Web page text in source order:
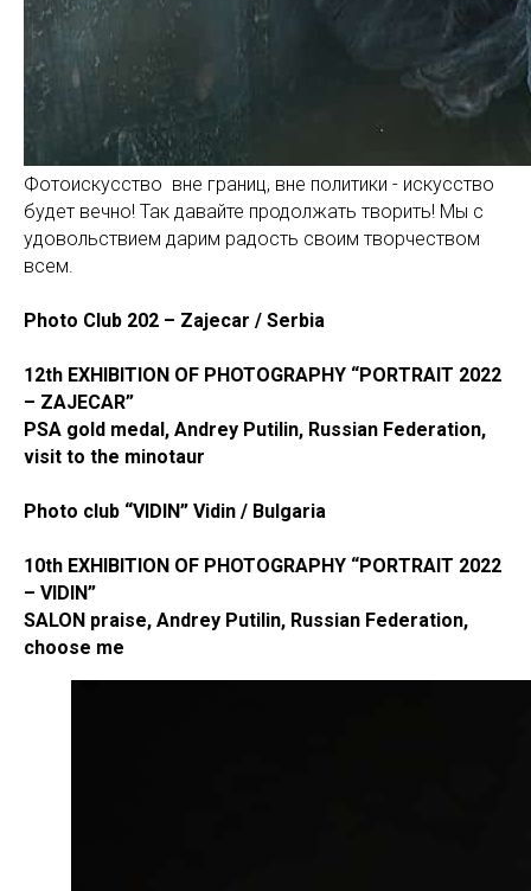
Фотоискусство вне границ, вне политики - искусство
будет вечно! Так давайте продолжать творить! Мы с
удовольствием дарим радость своим творчеством
всем.
Photo Club 202 – Zajecar / Serbia
12th EXHIBITION OF PHOTOGRAPHY “PORTRAIT 2022
– ZAJECAR”
PSA gold medal, Andrey Putilin, Russian Federation,
visit to the minotaur
Photo club “VIDIN” Vidin / Bulgaria
10th EXHIBITION OF PHOTOGRAPHY “PORTRAIT 2022
– VIDIN”
SALON praise, Andrey Putilin, Russian Federation,
choose me